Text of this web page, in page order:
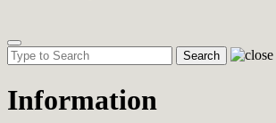
Toggle
navigation
Information